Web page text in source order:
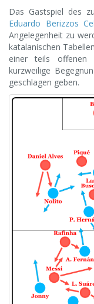
Das Gastspiel des
Eduardo Berizzos
Angelegenheit zu
katalanischen
einer teils offenen
kurzweilige
geschlagen geben.